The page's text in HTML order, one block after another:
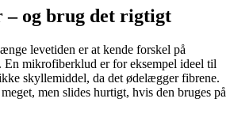
– og brug det rigtigt
levetiden er at kende forskel på
En mikrofiberklud er for eksempel ideel til
skyllemiddel, da det ødelægger fibrene.
men slides hurtigt, hvis den bruges på